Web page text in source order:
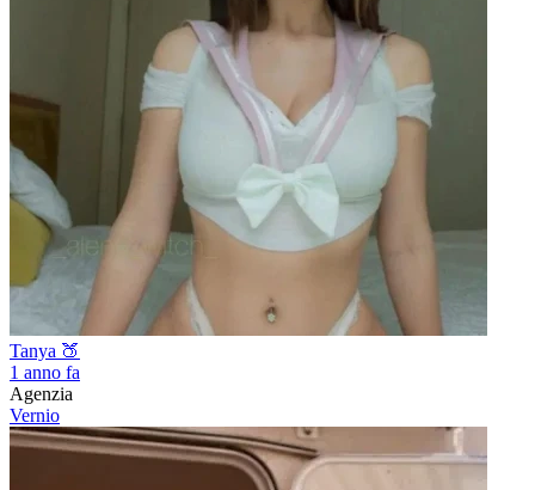
Tanya 🍑
1 anno fa
Agenzia
Vernio